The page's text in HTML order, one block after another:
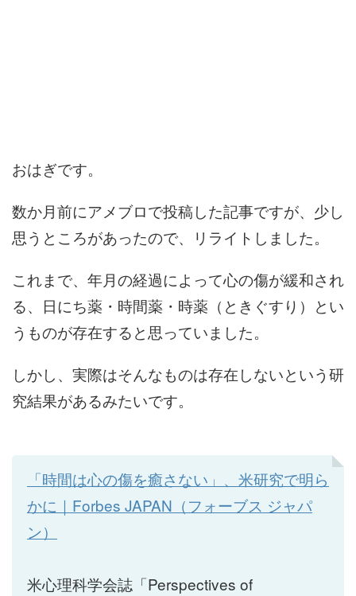
おはぎです。
数か月前にアメブロで投稿した記事ですが、少し
思うところがあったので、リライトしました。
これまで、年月の経過によって心の傷が緩和され
る、日にち薬・時間薬・時薬（ときぐすり）とい
うものが存在すると思っていました。
しかし、実際はそんなものは存在しないという研
究結果があるみたいです。
「時間は心の傷を癒さない」、米研究で明ら
かに｜Forbes JAPAN（フォーブス ジャパ
ン）
米心理科学会誌「Perspectives of